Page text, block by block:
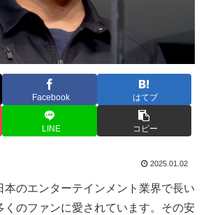
Facebook はてブ
LINE コピー
2025.01.02
本のエンターテインメント業界で長い
くのファンに愛されています。その安